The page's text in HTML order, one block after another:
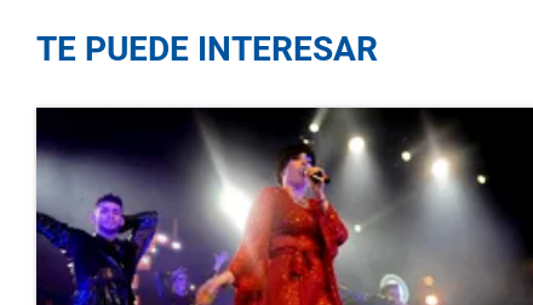
TE PUEDE INTERESAR